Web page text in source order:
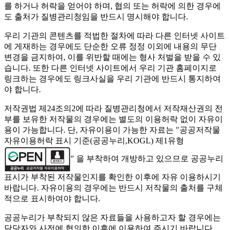
를 하거나 허락을 얻어야 하며, 협의 또는 허락에 의한 경우에
도 출처가 질병관리청임을 반드시 명시해야 합니다.
우리 기관의 콘텐츠를 적법한 절차에 따라 다른 인터넷 사이트
에 게재하는 경우에도 단순한 오류 정정 이외에 내용의 무단
변경을 금지하여, 이를 위반할 때에는 형사 처벌을 받을 수 있
습니다. 또한 다른 인터넷 사이트에서 우리 기관 홈페이지로
링크하는 경우에도 링크사실을 우리 기관에 반드시 통지하여
야 합니다.
저작권법 제24조의2에 따라 질병관리청에서 저작재산권의 전
부를 보유한 저작물의 경우에는 별도의 이용허락 없이 자유이
용이 가능합니다. 단, 자유이용이 가능한 자료는 "공공저작물
자유이용허락 표시 기준(공공누리,KOGL) 제1유형
" 을 부착하여 개방하고 있으므로 공공누리
표시가 부착된 저작물인지를 확인한 이후에 자유 이용하시기
바랍니다. 자유이용의 경우에는 반드시 저작물의 출처를 구체
적으로 표시하여야 합니다.
공공누리가 부착되지 않은 자료들을 사용하고자 할 경우에는
담당자와 사전에 협의한 이후에 이용하여 주시기 바랍니다.